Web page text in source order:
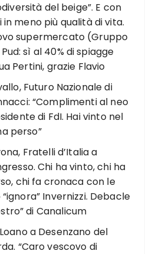
del beige”. E con
in meno più qualità di vita.
supermercato (Gruppo
sì al 40% di spiagge
Pertini, grazie Flavio
Futuro Nazionale di
“Complimenti al neo
di FdI. Hai vinto nel
perso”
Fratelli d’Italia a
Chi ha vinto, chi ha
chi fa cronaca con le
“ignora” Invernizzi. Debacle
di Canalicum
a Desenzano del
“Caro vescovo di